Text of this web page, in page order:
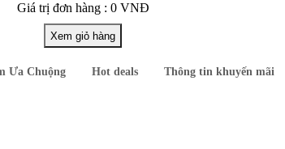
Giá trị đơn hàng : 0 VNĐ
Ưa Chuộng Hot deals Thông tin khuyến mãi